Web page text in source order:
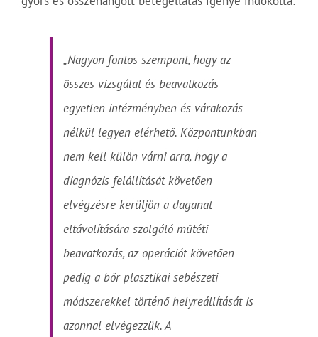
„Nagyon fontos szempont, hogy az
összes vizsgálat és beavatkozás
egyetlen intézményben és várakozás
nélkül legyen elérhető. Központunkban
nem kell külön várni arra, hogy a
diagnózis felállítását követően
elvégzésre kerüljön a daganat
eltávolítására szolgáló műtéti
beavatkozás, az operációt követően
pedig a bőr plasztikai sebészeti
módszerekkel történő helyreállítását is
azonnal elvégezzük. A